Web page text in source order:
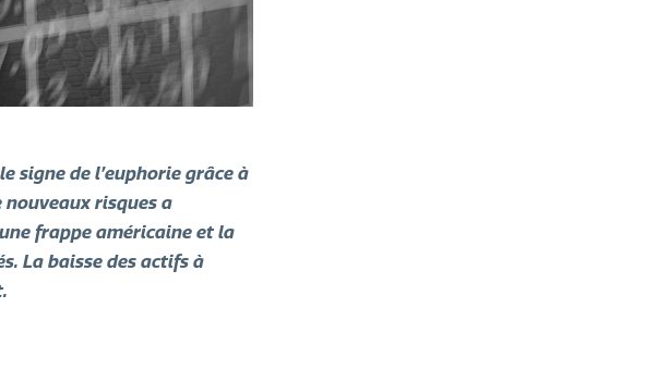
signe de l’euphorie grâce à
nouveaux risques a
frappe américaine et la
La baisse des actifs à